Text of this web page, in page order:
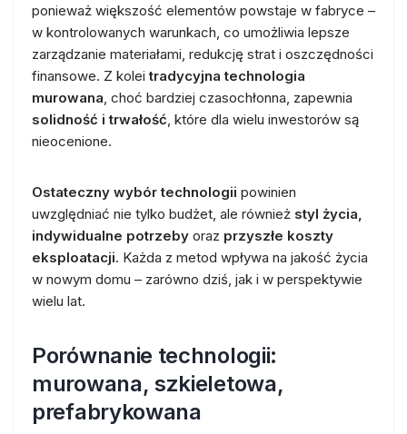
ponieważ większość elementów powstaje w fabryce –
w kontrolowanych warunkach, co umożliwia lepsze
zarządzanie materiałami, redukcję strat i oszczędności
finansowe. Z koleitradycyjna technologia
murowana, choć bardziej czasochłonna, zapewnia
solidność i trwałość, które dla wielu inwestorów są
nieocenione.
Ostateczny wybór technologii powinien
uwzględniać nie tylko budżet, ale również styl życia,
indywidualne potrzeby oraz przyszłe koszty
eksploatacji. Każda z metod wpływa na jakość życia
w nowym domu – zarówno dziś, jak i w perspektywie
wielu lat.
Porównanie technologii:
murowana, szkieletowa,
prefabrykowana